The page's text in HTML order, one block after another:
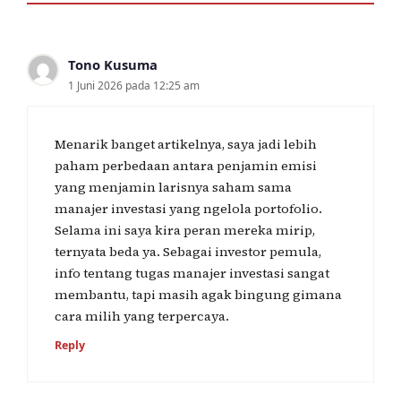
Tono Kusuma
1 Juni 2026 pada 12:25 am
Menarik banget artikelnya, saya jadi lebih
paham perbedaan antara penjamin emisi
yang menjamin larisnya saham sama
manajer investasi yang ngelola portofolio.
Selama ini saya kira peran mereka mirip,
ternyata beda ya. Sebagai investor pemula,
info tentang tugas manajer investasi sangat
membantu, tapi masih agak bingung gimana
cara milih yang terpercaya.
Reply